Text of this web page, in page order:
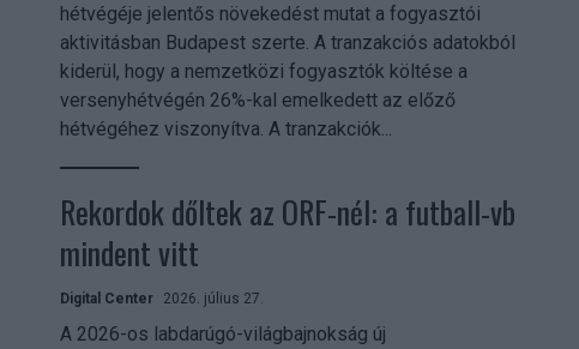
hétvégéje jelentős növekedést mutat a fogyasztói
aktivitásban Budapest szerte. A tranzakciós adatokból
kiderül, hogy a nemzetközi fogyasztók költése a
versenyhétvégén 26%-kal emelkedett az előző
hétvégéhez viszonyítva. A tranzakciók...
Rekordok dőltek az ORF-nél: a futball-vb
mindent vitt
Digital Center 2026. július 27.
A 2026-os labdarúgó-világbajnokság új